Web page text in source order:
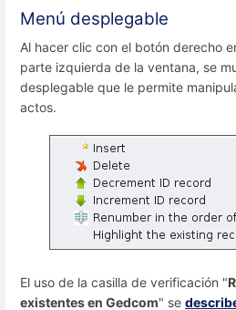
Menú desplegable
Al hacer clic con el botón derecho
parte izquierda de la ventana, se
desplegable que le permite
actos.
El uso de la casilla de verificación "
existentes en Gedcom" se